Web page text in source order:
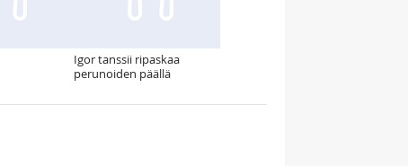
Igor tanssii ripaskaa
perunoiden päällä